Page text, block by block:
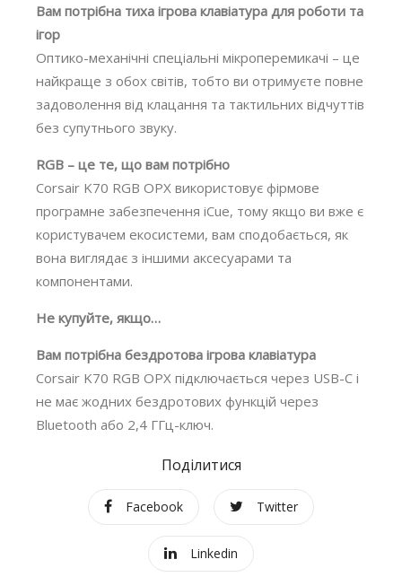
Вам потрібна тиха ігрова клавіатура для роботи та
ігор
Оптико-механічні спеціальні мікроперемикачі – це
найкраще з обох світів, тобто ви отримуєте повне
задоволення від клацання та тактильних відчуттів
без супутнього звуку.
RGB – це те, що вам потрібно
Corsair K70 RGB OPX використовує фірмове
програмне забезпечення iCue, тому якщо ви вже є
користувачем екосистеми, вам сподобається, як
вона виглядає з іншими аксесуарами та
компонентами.
Не купуйте, якщо…
Вам потрібна бездротова ігрова клавіатура
Corsair K70 RGB OPX підключається через USB-C і
не має жодних бездротових функцій через
Bluetooth або 2,4 ГГц-ключ.
Поділитися
Facebook Twitter
Linkedin